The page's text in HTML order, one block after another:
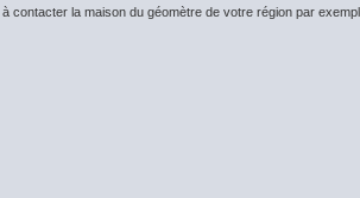
contacter la maison du géomètre de votre région par